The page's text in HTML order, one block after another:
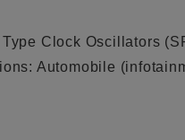
Clock Oscillators
Automobile